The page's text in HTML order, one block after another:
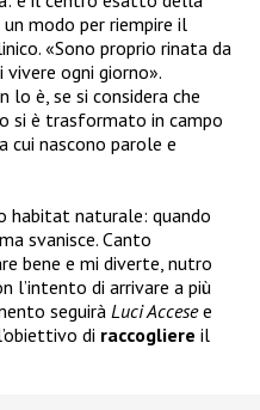
modo per riempire il
«Sono proprio rinata da
ogni giorno».
lo è, se si considera che
si è trasformato in campo
cui nascono parole e
habitat naturale: quando
svanisce. Canto
bene e mi diverte, nutro
l’intento di arrivare a più
seguirà Luci Accesee
di raccogliere il